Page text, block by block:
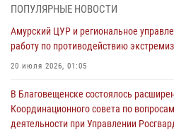
Росгвардии Амурской области в
27 июля 2026, 06:28
охраны
23 июля 2026, 07:49
ПОПУЛЯРНЫЕ НОВОСТИ
Амурский ЦУР и региональное
работу по противодействию
20 июля 2026, 01:05
В Благовещенске состоялось
Координационного совета по
деятельности при Управлении